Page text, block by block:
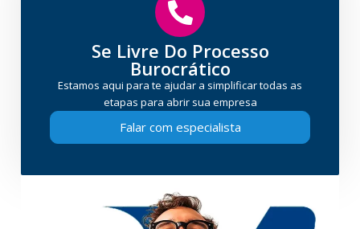
Se Livre Do Processo
Burocrático
Estamos aqui para te ajudar a simplificar todas as
etapas para abrir sua empresa
Falar com especialista